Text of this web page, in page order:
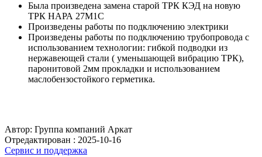
Была произведена замена старой ТРК КЭД на новую
ТРК НАРА 27М1С
Произведены работы по подключению электрики
Произведены работы по подключению трубопровода с
использованием технологии: гибкой подводки из
нержавеющей стали ( уменьшающей вибрацию ТРК),
паронитовой 2мм прокладки и использованием
маслобензостойкого герметика.
Автор: Группа компаний Аркат
Отредактирован : 2025-10-16
Сервис и поддержка